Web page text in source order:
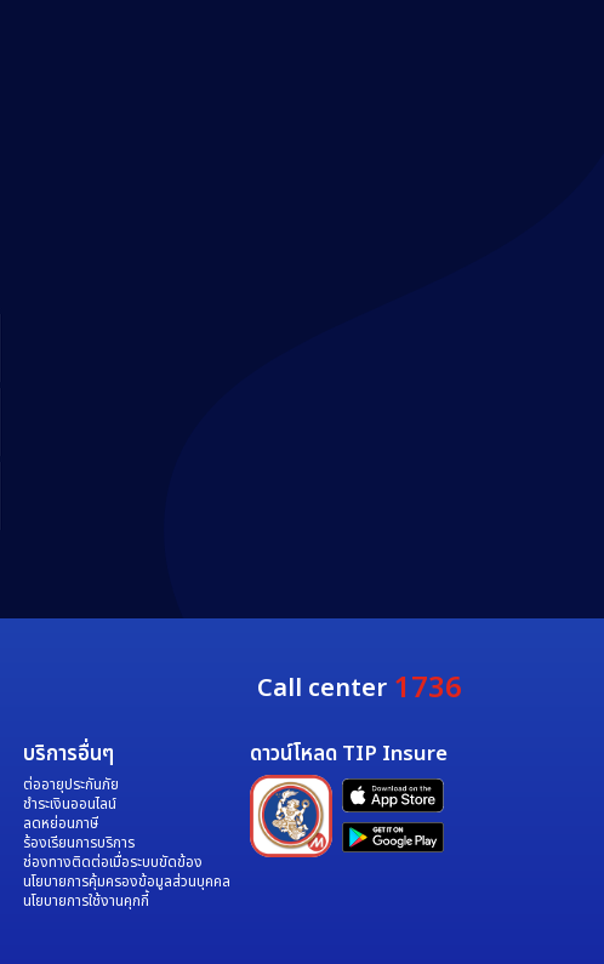
Call center 1736
บริการอื่นๆ
ต่ออายุประกันภัย
ชำระเงินออนไลน์
ลดหย่อนภาษี
ร้องเรียนการบริการ
ช่องทางติดต่อเมื่อระบบขัดข้อง
นโยบายการคุ้มครองข้อมูลส่วนบุคคล
นโยบายการใช้งานคุกกี้
ดาวน์โหลด TIP Insure